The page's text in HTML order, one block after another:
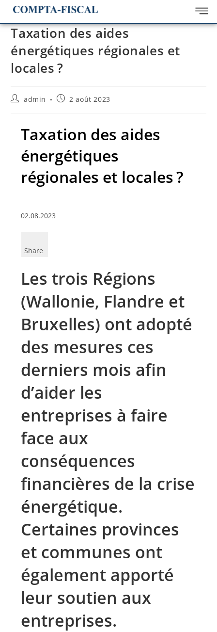
Taxation des aides
énergétiques régionales et
locales ?
admin 2 août 2023
Taxation des aides
énergétiques
régionales et locales ?
02.08.2023
Share
Les trois Régions
(Wallonie, Flandre et
Bruxelles) ont adopté
des mesures ces
derniers mois afin
d’aider les
entreprises à faire
face aux
conséquences
financières de la crise
énergétique.
Certaines provinces
et communes ont
également apporté
leur soutien aux
entreprises.